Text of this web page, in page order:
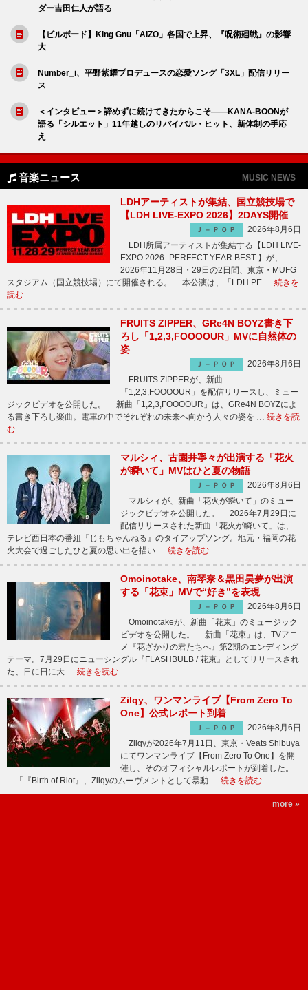
ダー吉田仁人が語る
【ビルボード】King Gnu「AIZO」各国で上昇、『呪術廻戦』の影響
大
Number_i、平野紫耀プロデュースの恋愛ソング「3XL」配信リリー
ス
＜インタビュー＞諦めずに続けてきたからこそ――KANA-BOONが
語る「シルエット」11年越しのリバイバル・ヒット、新体制の手応
え
音楽ニュース MUSIC NEWS
LDHアーティストが集結、国立競技場で
【LDH LIVE-EXPO 2026】2DAYS開催
Ｊ－ＰＯＰ
2026年8月6日
LDH所属アーティストが集結する【LDH LIVE-
EXPO 2026 -PERFECT YEAR BEST-】が、
2026年11月28日・29日の2日間、東京・MUFG
スタジアム（国立競技場）にて開催される。 本公演は、「LDH PE … 続きを
読む
FRUITS ZIPPER、GRe4N BOYZ書き下
ろし「1,2,3,FOOOOUR」MVに自然体の
姿
Ｊ－ＰＯＰ
2026年8月6日
FRUITS ZIPPERが、新曲
「1,2,3,FOOOOUR」を配信リリースし、ミュー
ジックビデオを公開した。 新曲「1,2,3,FOOOOUR」は、GRe4N BOYZによ
る書き下ろし楽曲。電車の中でそれぞれの未来へ向かう人々の姿を … 続きを読
む
マルシィ、古園井寧々が出演する「花火
が瞬いて」MVはひと夏の物語
Ｊ－ＰＯＰ
2026年8月6日
マルシィが、新曲「花火が瞬いて」のミュー
ジックビデオを公開した。 2026年7月29日に
配信リリースされた新曲「花火が瞬いて」は、
テレビ西日本の番組『じもちゃんねる』のタイアップソング。地元・福岡の花
火大会で過ごしたひと夏の思い出を描い … 続きを読む
Omoinotake、南琴奈＆黒田昊夢が出演
する「花束」MVで“好き”を表現
Ｊ－ＰＯＰ
2026年8月6日
Omoinotakeが、新曲「花束」のミュージック
ビデオを公開した。 新曲「花束」は、TVアニ
メ『花ざかりの君たちへ』第2期のエンディング
テーマ。7月29日にニューシングル『FLASHBULB / 花束』としてリリースされ
た、日に日に大 … 続きを読む
Zilqy、ワンマンライブ【From Zero To
One】公式レポート到着
Ｊ－ＰＯＰ
2026年8月6日
Zilqyが2026年7月11日、東京・Veats Shibuya
にてワンマンライブ【From Zero To One】を開
催し、そのオフィシャルレポートが到着した。
「『Birth of Riot』、Zilqyのムーヴメントとして暴動 … 続きを読む
more »